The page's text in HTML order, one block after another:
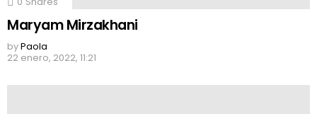
Maryam Mirzakhani
byPaola
22 enero, 2022, 11:21